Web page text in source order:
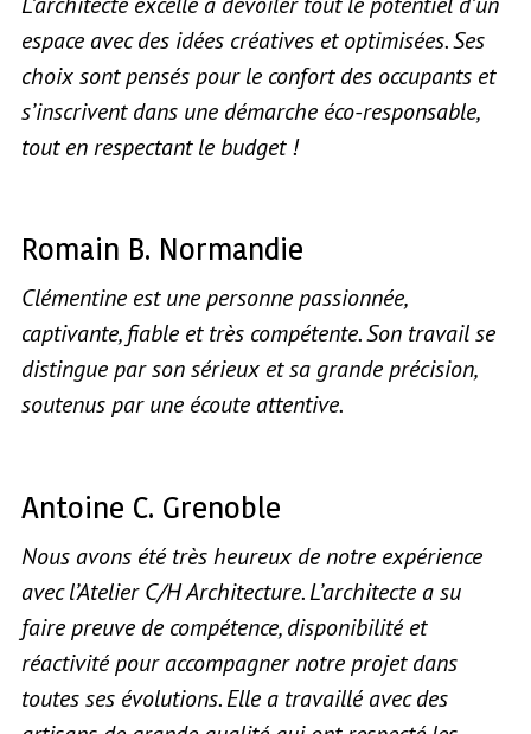
espace avec des idées créatives et optimisées. Ses
choix sont pensés pour le confort des occupants et
s’inscrivent dans une démarche éco-responsable,
tout en respectant le budget !
Romain B. Normandie
Clémentine est une personne passionnée,
captivante, fiable et très compétente. Son travail se
distingue par son sérieux et sa grande précision,
soutenus par une écoute attentive.
Antoine C. Grenoble
Nous avons été très heureux de notre expérience
avec l’Atelier C/H Architecture. L’architecte a su
faire preuve de compétence, disponibilité et
réactivité pour accompagner notre projet dans
toutes ses évolutions. Elle a travaillé avec des